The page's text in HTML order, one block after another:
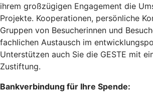
ihrem großzügigen Engagement die
Projekte. Kooperationen, persönliche
Gruppen von Besucherinnen und
fachlichen Austausch im
Unterstützen auch Sie die GESTE mit
Zustiftung.
Bankverbindung für Ihre Spende: